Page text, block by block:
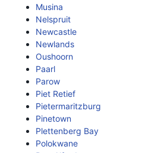
Musina
Nelspruit
Newcastle
Newlands
Oushoorn
Paarl
Parow
Piet Retief
Pietermaritzburg
Pinetown
Plettenberg Bay
Polokwane